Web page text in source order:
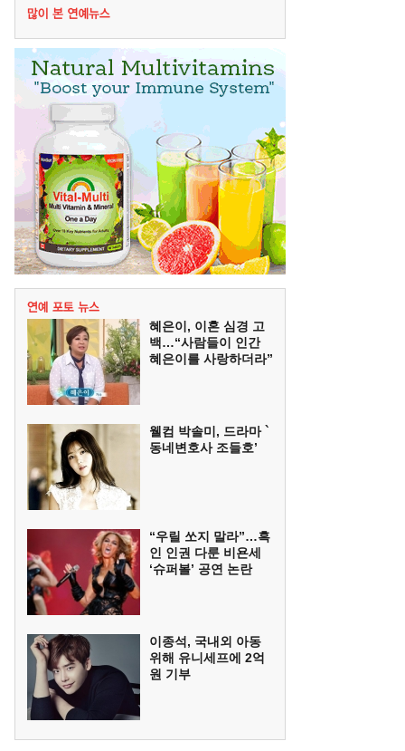
혜은이, 이혼 심경 고
백…“사람들이 인간
혜은이를 사랑하더라”
웰컴 박솔미, 드라마 `
동네변호사 조들호’
“우릴 쏘지 말라”…흑
인 인권 다룬 비욘세
‘슈퍼볼’ 공연 논란
이종석, 국내외 아동
위해 유니세프에 2억
원 기부